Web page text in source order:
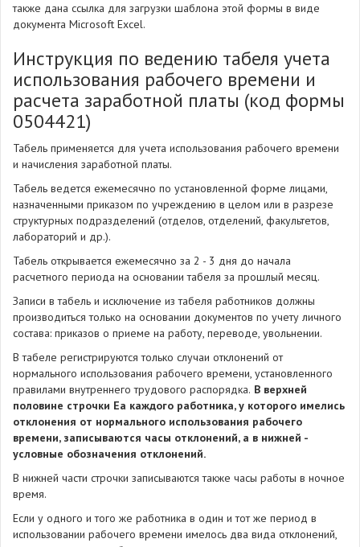
также дана ссылка для загрузки шаблона этой формы в виде
документа Microsoft Excel.
Инструкция по ведению табеля учета
использования рабочего времени и
расчета заработной платы (код формы
0504421)
Табель применяется для учета использования рабочего времени
и начисления заработной платы.
Табель ведется ежемесячно по установленной форме лицами,
назначенными приказом по учреждению в целом или в разрезе
структурных подразделений (отделов, отделений, факультетов,
лабораторий и др.).
Табель открывается ежемесячно за 2 - 3 дня до начала
расчетного периода на основании табеля за прошлый месяц.
Записи в табель и исключение из табеля работников должны
производиться только на основании документов по учету личного
состава: приказов о приеме на работу, переводе, увольнении.
В табеле регистрируются только случаи отклонений от
нормального использования рабочего времени, установленного
правилами внутреннего трудового распорядка. В верхней
половине строчки Eа каждого работника, у которого имелись
отклонения от нормального использования рабочего
времени, записываются часы отклонений, а в нижней -
условные обозначения отклонений.
В нижней части строчки записываются также часы работы в ночное
время.
Если у одного и того же работника в один и тот же период в
использовании рабочего времени имелось два вида отклонений,